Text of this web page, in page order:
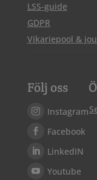
LSS-guide
GDPR
Vikariepool &
Följ oss
Instagram
Facebook
LinkedIN
Youtube